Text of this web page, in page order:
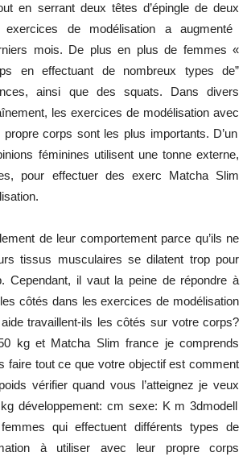
en serrant deux têtes d’épinglededeux
exercices de modélisation aaugmenté
mois. De plus en plus de femmes «
en effectuant de nombreux types de”
,ainsi quedes squats. Dans
divers
, les exercices de modélisation avec
propre corps sont les plus importants. D’un
féminines utilisent une tonne externe,
, pour effectuerdes exerc Matcha Slim
.
de leur comportementparce qu’ils ne
tissus musculaires se dilatent trop pour
Cependant, il vautla peinede répondre à
les côtés dans les exercices de modélisation
aidetravaillent-ils les côtés sur votre corps?
kg et Matcha Slim france jecomprends
faire toutceque votre objectif est comment
poids vérifier quand vous l’atteignez jeveux
développement: cm sexe: K m 3dmodell
femmes quieffectuent différents types de
à utiliser avec leur propre
corps